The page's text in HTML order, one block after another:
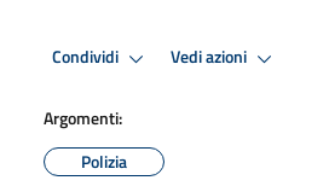
Condividi Vedi azioni
Argomenti:
Polizia